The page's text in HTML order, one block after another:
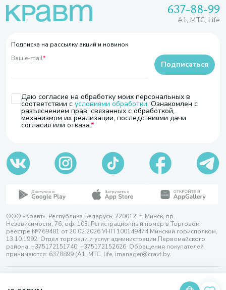
637-88-99
A1, МТС, Life
Подписка на рассылку акций и новинок
Ваш e-mail*
Даю согласие на обработку моих персональных в
соответствии с условиями обработки. Ознакомлен с
разъяснением прав, связанных с обработкой,
механизмом их реализации, последствиями дачи
согласия или отказа.
Подписаться
ООО «Кравт». Республика Беларусь, 220012, г. Минск, пр.
Независимости, 76, оф. 103. Регистрационный номер в Торговом
реестре №769481 от 20.02.2026 УНП 100149474 Минский горисполком,
13.10.1992. Отдел торговли и услуг администрации Первомайского
района, +375172151740; +375172152626. Обращения покупателей
принимаются: 6378899 (А1, МТС, life, imanager@cravt.by.